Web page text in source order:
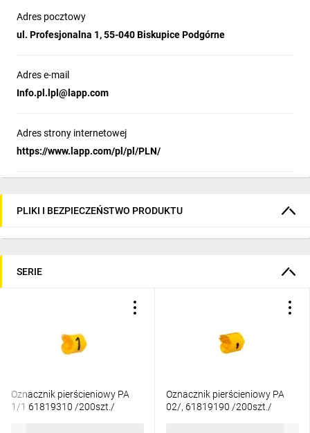
Adres pocztowy
ul. Profesjonalna 1, 55-040 Biskupice Podgórne
Adres e-mail
Info.pl.lpl@lapp.com
Adres strony internetowej
https://www.lapp.com/pl/pl/PLN/
PLIKI I BEZPIECZEŃSTWO PRODUKTU
SERIE
Oznacznik pierścieniowy PA
1/1 61819310 /200szt./
Oznacznik pierścieniowy PA
02/, 61819190 /200szt./